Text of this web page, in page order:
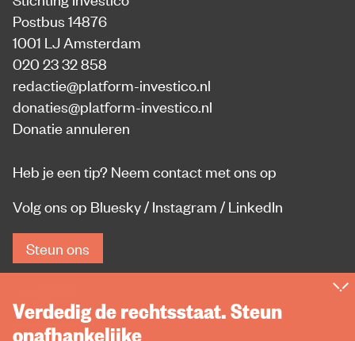
Postbus 14876
1001 LJ Amsterdam
020 23 32 858
redactie@platform-investico.nl
donaties@platform-investico.nl
Donatie annuleren
Heb je een tip? Neem contact met ons op
Volg ons op Bluesky/ Instagram / LinkedIn
Steun ons
Verdedig de rechtsstaat. Steun
onafhankelijke